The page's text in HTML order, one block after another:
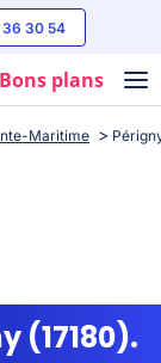
30 54
Bons plans
Maritime
(17180).